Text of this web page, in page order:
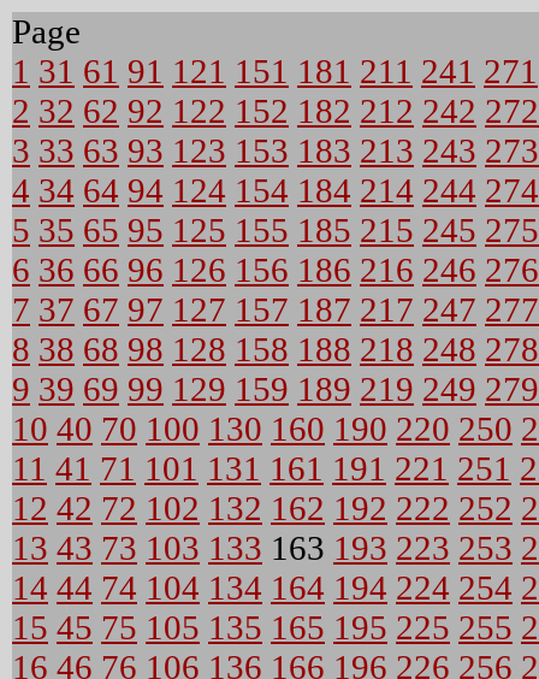
Page
1 31 61 91 121 151 181 211 241 271
2 32 62 92 122 152 182 212 242 272
3 33 63 93 123 153 183 213 243 273
4 34 64 94 124 154 184 214 244 274
5 35 65 95 125 155 185 215 245 275
6 36 66 96 126 156 186 216 246 276
7 37 67 97 127 157 187 217 247 277
8 38 68 98 128 158 188 218 248 278
9 39 69 99 129 159 189 219 249 279
10 40 70 100 130 160 190 220 250
11 41 71 101 131 161 191 221 251
12 42 72 102 132 162 192 222 252
13 43 73 103 133 163 193 223 253
14 44 74 104 134 164 194 224 254
15 45 75 105 135 165 195 225 255
16 46 76 106 136 166 196 226 256